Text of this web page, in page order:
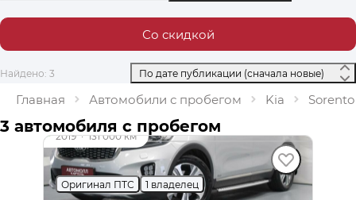
Со скидкой
Найдено: 3
Главная Автомобили с пробегом Kia Sorento
3 автомобиля с пробегом
до 49 000 ₽
2019·131 000 км
Kia Sorento
Оригинал ПТС 1 владелец